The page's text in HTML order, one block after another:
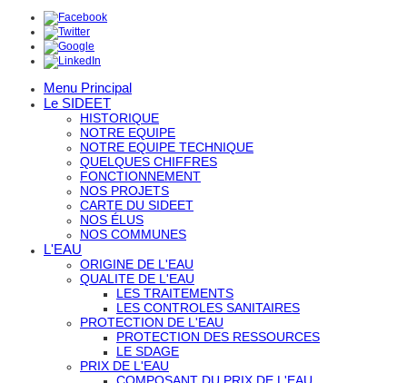
Menu Principal
Le SIDEET
HISTORIQUE
NOTRE EQUIPE
NOTRE EQUIPE TECHNIQUE
QUELQUES CHIFFRES
FONCTIONNEMENT
NOS PROJETS
CARTE DU SIDEET
NOS ÉLUS
NOS COMMUNES
L'EAU
ORIGINE DE L'EAU
QUALITE DE L'EAU
LES TRAITEMENTS
LES CONTROLES SANITAIRES
PROTECTION DE L'EAU
PROTECTION DES RESSOURCES
LE SDAGE
PRIX DE L'EAU